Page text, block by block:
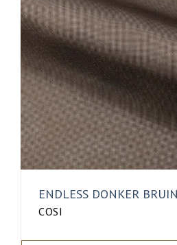
ENDLESS DONKER BRUIN
COSI